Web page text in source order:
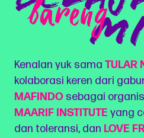
bareng
Kenalan yuk sama TULAR
kolaborasi keren dari
MAFINDO sebagai
MAARIF INSTITUTE yang
dan toleransi, dan LOVE